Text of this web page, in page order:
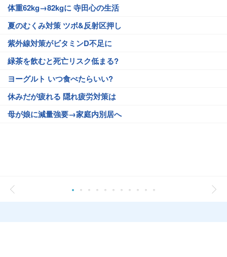
体重62kg→82kgに 寺田心の生活
夏のむくみ対策 ツボ&反射区押し
紫外線対策がビタミンD不足に
緑茶を飲むと死亡リスク低まる?
ヨーグルト いつ食べたらいい?
休みだが疲れる 隠れ疲労対策は
母が娘に減量強要→家庭内別居へ